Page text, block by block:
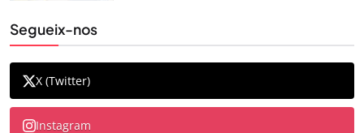
Segueix-nos
X (Twitter)
Instagram